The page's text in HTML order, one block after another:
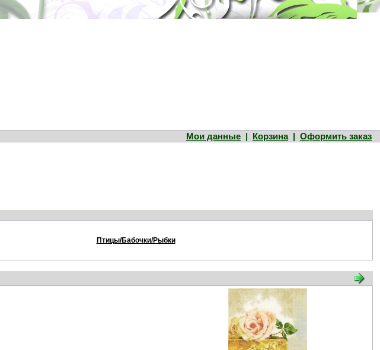
Мои данные | Корзина| Оформить заказ
Птицы/Бабочки/Рыбки